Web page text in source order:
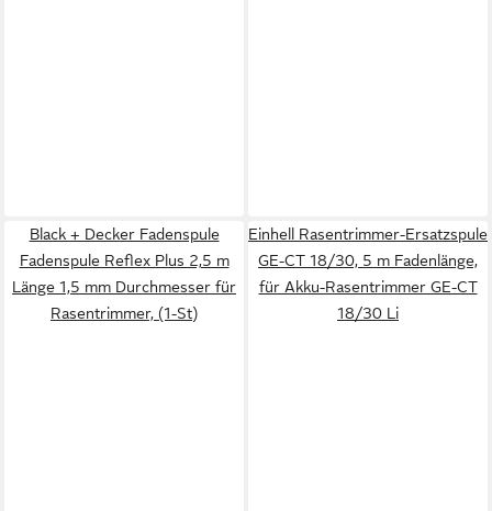
Black + Decker Fadenspule
Fadenspule Reflex Plus 2,5 m
Länge 1,5 mm Durchmesser für
Rasentrimmer, (1-St)
Einhell Rasentrimmer-Ersatzspule
GE-CT 18/30, 5 m Fadenlänge,
für Akku-Rasentrimmer GE-CT
18/30 Li